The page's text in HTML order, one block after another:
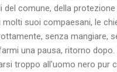
comune, della
suoi compaesani, le
senza mangiare,
una pausa, ritorno
troppo all'uomo nero pur